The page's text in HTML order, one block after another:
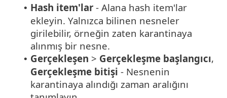
• Hash item'lar - Alana hash item'lar
ekleyin. Yalnızca bilinen nesneler
girilebilir, örneğin zaten karantinaya
alınmış bir nesne.
• Gerçekleşen > Gerçekleşme başlangıcı,
Gerçekleşme bitişi - Nesnenin
karantinaya alındığı zaman aralığını